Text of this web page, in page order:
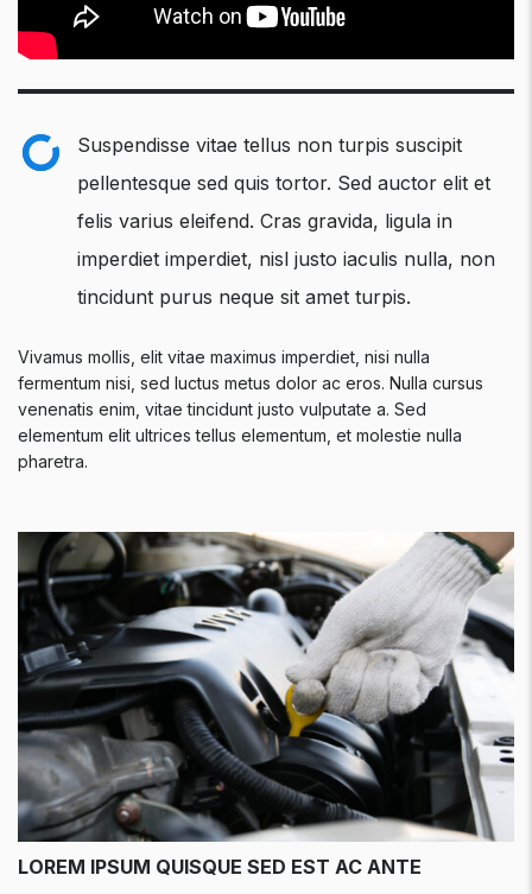
Suspendisse vitae tellus non turpis suscipit
pellentesque sed quis tortor. Sed auctor elit et
felis varius eleifend. Cras gravida, ligula in
imperdiet imperdiet, nisl justo iaculis nulla, non
tincidunt purus neque sit amet turpis.
Vivamus mollis, elit vitae maximus imperdiet, nisi nulla
fermentum nisi, sed luctus metus dolor ac eros. Nulla cursus
venenatis enim, vitae tincidunt justo vulputate a. Sed
elementum elit ultrices tellus elementum, et molestie nulla
pharetra.
LOREM IPSUM QUISQUE SED EST AC ANTE